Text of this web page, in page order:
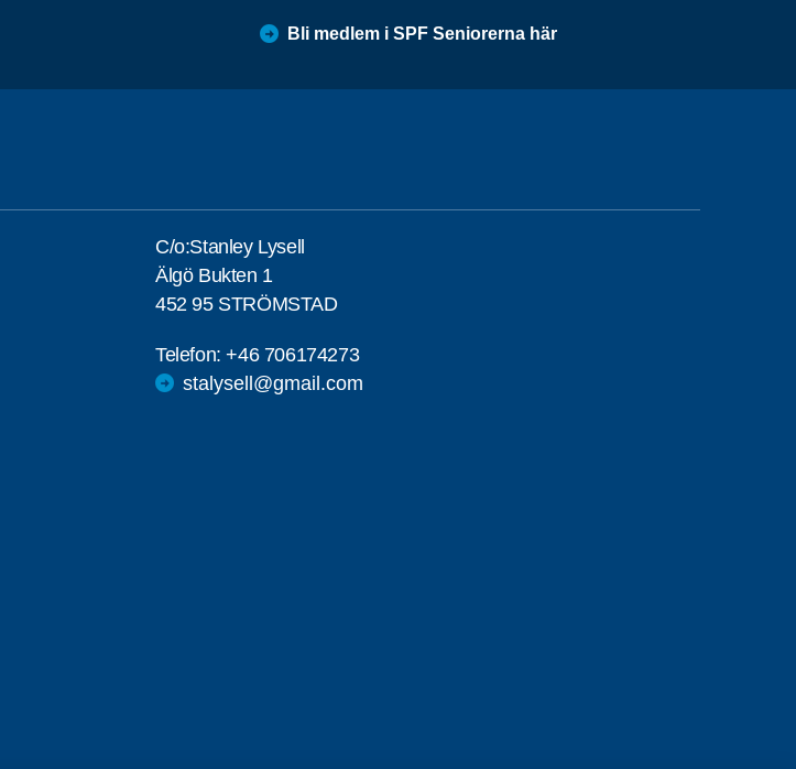
Bli medlem i SPF Seniorerna här
C/o:Stanley Lysell
Älgö Bukten 1
452 95 STRÖMSTAD
Telefon:+46 706174273
stalysell@gmail.com